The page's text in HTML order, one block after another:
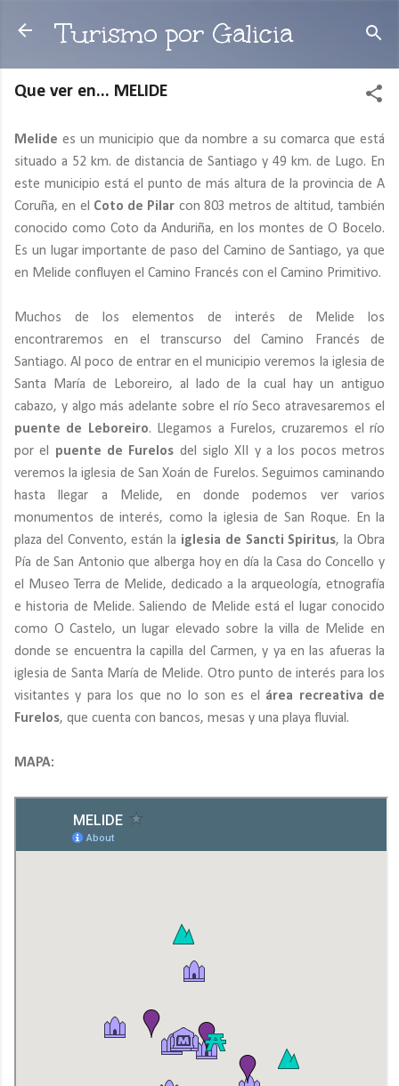
Ir al contenido principal
Turismo por Galicia
Que ver en... MELIDE
Melide es un municipio que da nombre a su comarca que está
situado a 52 km. de distancia de Santiago y 49 km. de Lugo. En
este municipio está el punto de más altura de la provincia de A
Coruña, en el Coto de Pilar con 803 metros de altitud, también
conocido como Coto da Anduriña, en los montes de O Bocelo.
Es un lugar importante de paso del Camino de Santiago, ya que
en Melide confluyen el Camino Francés con el Camino Primitivo.
Muchos de los elementos de interés de Melide los
encontraremos en el transcurso del Camino Francés de
Santiago. Al poco de entrar en el municipio veremos la iglesia de
Santa María de Leboreiro, al lado de la cual hay un antiguo
cabazo, y algo más adelante sobre el río Seco atravesaremos el
puente de Leboreiro. Llegamos a Furelos, cruzaremos el río
por el puente de Furelos del siglo XII y a los pocos metros
veremos la iglesia de San Xoán de Furelos. Seguimos caminando
hasta llegar a Melide, en donde podemos ver varios
monumentos de interés, como la iglesia de San Roque. En la
plaza del Convento, están la iglesia de Sancti Spiritus, la Obra
Pía de San Antonio que alberga hoy en día la Casa do Concello y
el Museo Terra de Melide, dedicado a la arqueología, etnografía
e historia de Melide. Saliendo de Melide está el lugar conocido
como O Castelo, un lugar elevado sobre la villa de Melide en
donde se encuentra la capilla del Carmen, y ya en las afueras la
iglesia de Santa María de Melide. Otro punto de interés para los
visitantes y para los que no lo son es el área recreativa de
Furelos, que cuenta con bancos, mesas y una playa fluvial.
MAPA: